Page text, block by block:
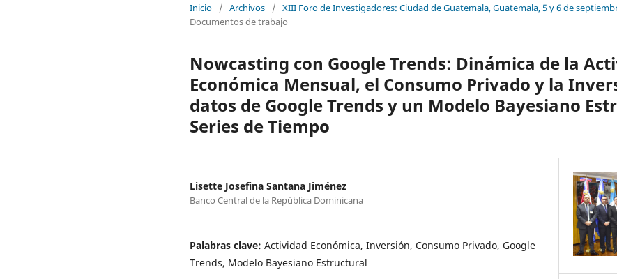
Inicio / Archivos / XIII Foro de Investigadores: Ciudad de Guatemala, Guatemala, 5 y 6 de
Documentos de trabajo
Nowcasting con Google Trends: Dinámica de la
Económica Mensual, el Consumo Privado y la
datos de Google Trends y un Modelo Bayesiano
Series de Tiempo
Lisette Josefina Santana Jiménez
Banco Central de la República Dominicana
Palabras clave: Actividad Económica, Inversión, Consumo Privado, Google
Trends, Modelo Bayesiano Estructural